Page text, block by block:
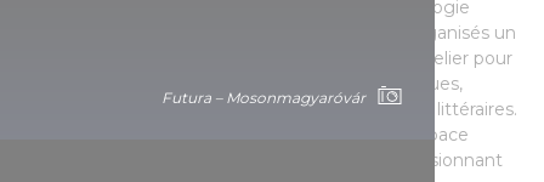
Futura – Mosonmagyaróvár
ainsi que de splendides ateliers dédiés à la pédagogie
muséale le week-end. En ce lieu, ont déjà été organisés un
Laboratoire littéraire « Bölcs Kavics » ainsi qu'un atelier pour
examiner les phénomènes scientifiques, techniques,
biologiques ou artistiques dans certaines œuvres littéraires.
De plus, ces activités sont proposées dans un espace
moderne, flexible et très ludique, également passionnant